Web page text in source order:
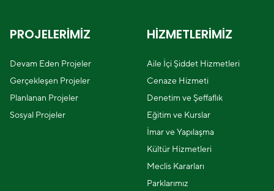
PROJELERİMİZ
Devam Eden Projeler
Gerçekleşen Projeler
Planlanan Projeler
Sosyal Projeler
HİZMETLERİMİZ
Aile İçi Şiddet Hizmetleri
Cenaze Hizmeti
Denetim ve Şeffaflık
Eğitim ve Kurslar
İmar ve Yapılaşma
Kültür Hizmetleri
Meclis Kararları
Parklarımız